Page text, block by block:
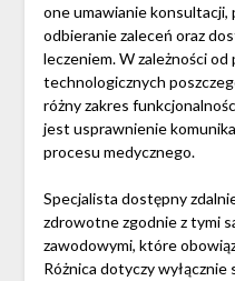
one umawianie konsultacji,
odbieranie zaleceń oraz
leczeniem. W zależności
technologicznych
różny zakres
jest usprawnienie
procesu medycznego.
Specjalista dostępny
zdrowotne zgodnie z tymi
zawodowymi, które
Różnica dotyczy